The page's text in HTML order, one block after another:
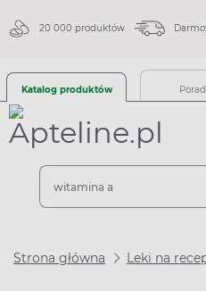
20 000 produktów
Katalog produktów
Strona główna Leki na